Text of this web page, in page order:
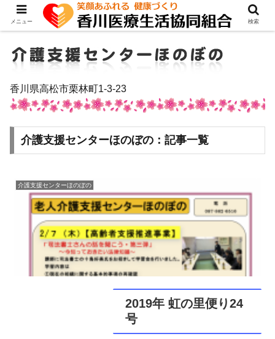
香川県高松市栗林町1-3-23
介護支援センターほのぼの：記事一覧
介護支援センターほのぼの
2019年 虹の里便り24
号
メニュー 検索